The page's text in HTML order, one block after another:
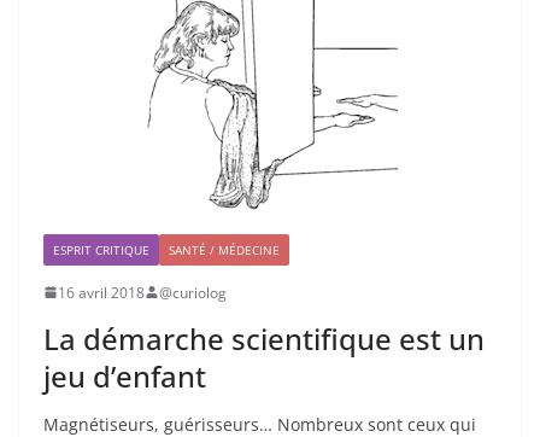
ESPRIT CRITIQUE SANTÉ / MÉDECINE
16 avril 2018 @curiolog
La démarche scientifique est un
jeu d’enfant
Magnétiseurs, guérisseurs… Nombreux sont ceux qui